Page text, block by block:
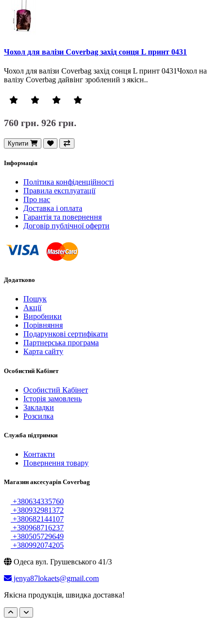
Чохол для валізи Coverbag захід сонця L принт 0431
Чохол для валізи Coverbag захід сонця L принт 0431Чохол на
валізу Coverbag дайвінг зроблений з якісн..
760 грн. 926 грн.
Купити
Інформація
Політика конфіденційності
Правила експлуатації
Про нас
Доставка і оплата
Гарантія та повернення
Договір публічної оферти
Додатково
Пошук
Акції
Виробники
Порівняння
Подарункові сертифікати
Партнерська програма
Карта сайту
Особистий Кабінет
Особистий Кабінет
Історія замовлень
Закладки
Розсилка
Служба підтримки
Контакти
Повернення товару
Магазин аксесуарів Coverbag
+380634335760
+380932981372
+380682144107
+380968716237
+380505729649
+380992074205
Одеса вул. Грушевського 41/3
jenya87lokaets@gmail.com
Якісна продукція, швидка доставка!